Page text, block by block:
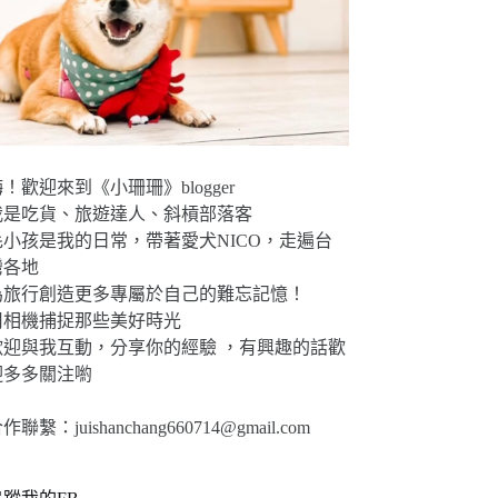
歡迎來到《小珊珊》blogger
是吃貨、旅遊達人、斜槓部落客
小孩是我的日常，帶著愛犬NICO，走遍台
各地
行創造更多專屬於自己的難忘記憶！
相機捕捉那些美好時光
迎與我互動，分享你的經驗 ，有興趣的話歡
多多關注喲
作聯繫：juishanchang660714@gmail.com